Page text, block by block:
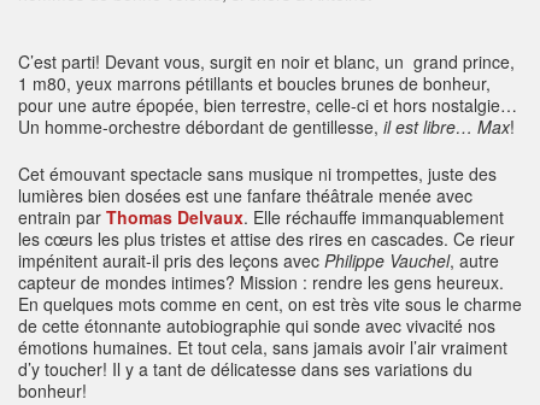
C’est parti! Devant vous, surgit en noir et blanc, un grand prince,
1 m80, yeux marrons pétillants et boucles brunes de bonheur,
pour une autre épopée, bien terrestre, celle-ci et hors nostalgie…
Un homme-orchestre débordant de gentillesse, il est libre… Max!
Cet émouvant spectacle sans musique ni trompettes, juste des
lumières bien dosées est une fanfare théâtrale menée avec
entrain par Thomas Delvaux. Elle réchauffe immanquablement
les cœurs les plus tristes et attise des rires en cascades. Ce rieur
impénitent aurait-il pris des leçons avec Philippe Vauchel, autre
capteur de mondes intimes? Mission : rendre les gens heureux.
En quelques mots comme en cent, on est très vite sous le charme
de cette étonnante autobiographie qui sonde avec vivacité nos
émotions humaines. Et tout cela, sans jamais avoir l’air vraiment
d’y toucher! Il y a tant de délicatesse dans ses variations du
bonheur!